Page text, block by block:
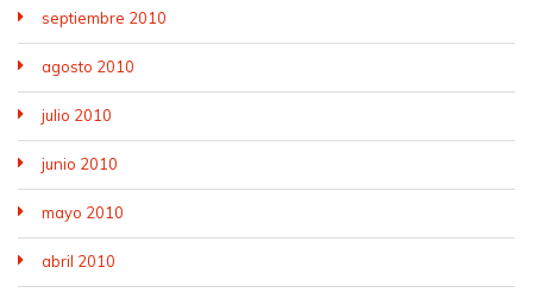
septiembre 2010
agosto 2010
julio 2010
junio 2010
mayo 2010
abril 2010